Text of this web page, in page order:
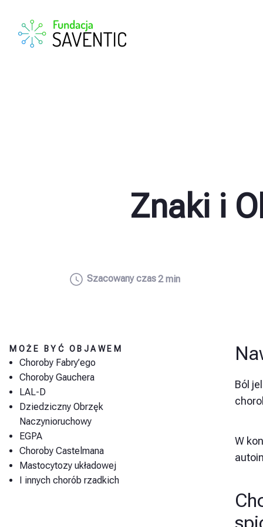
Znaki i
Szacowany czas2 min
MOŻE BYĆ OBJAWEM
Choroby Fabry’ego
Choroby Gauchera
LAL-D
Dziedziczny Obrzęk
Naczynioruchowy
EGPA
Choroby Castelmana
Mastocytozy układowej
I innych chorób rzadkich
Ból
W